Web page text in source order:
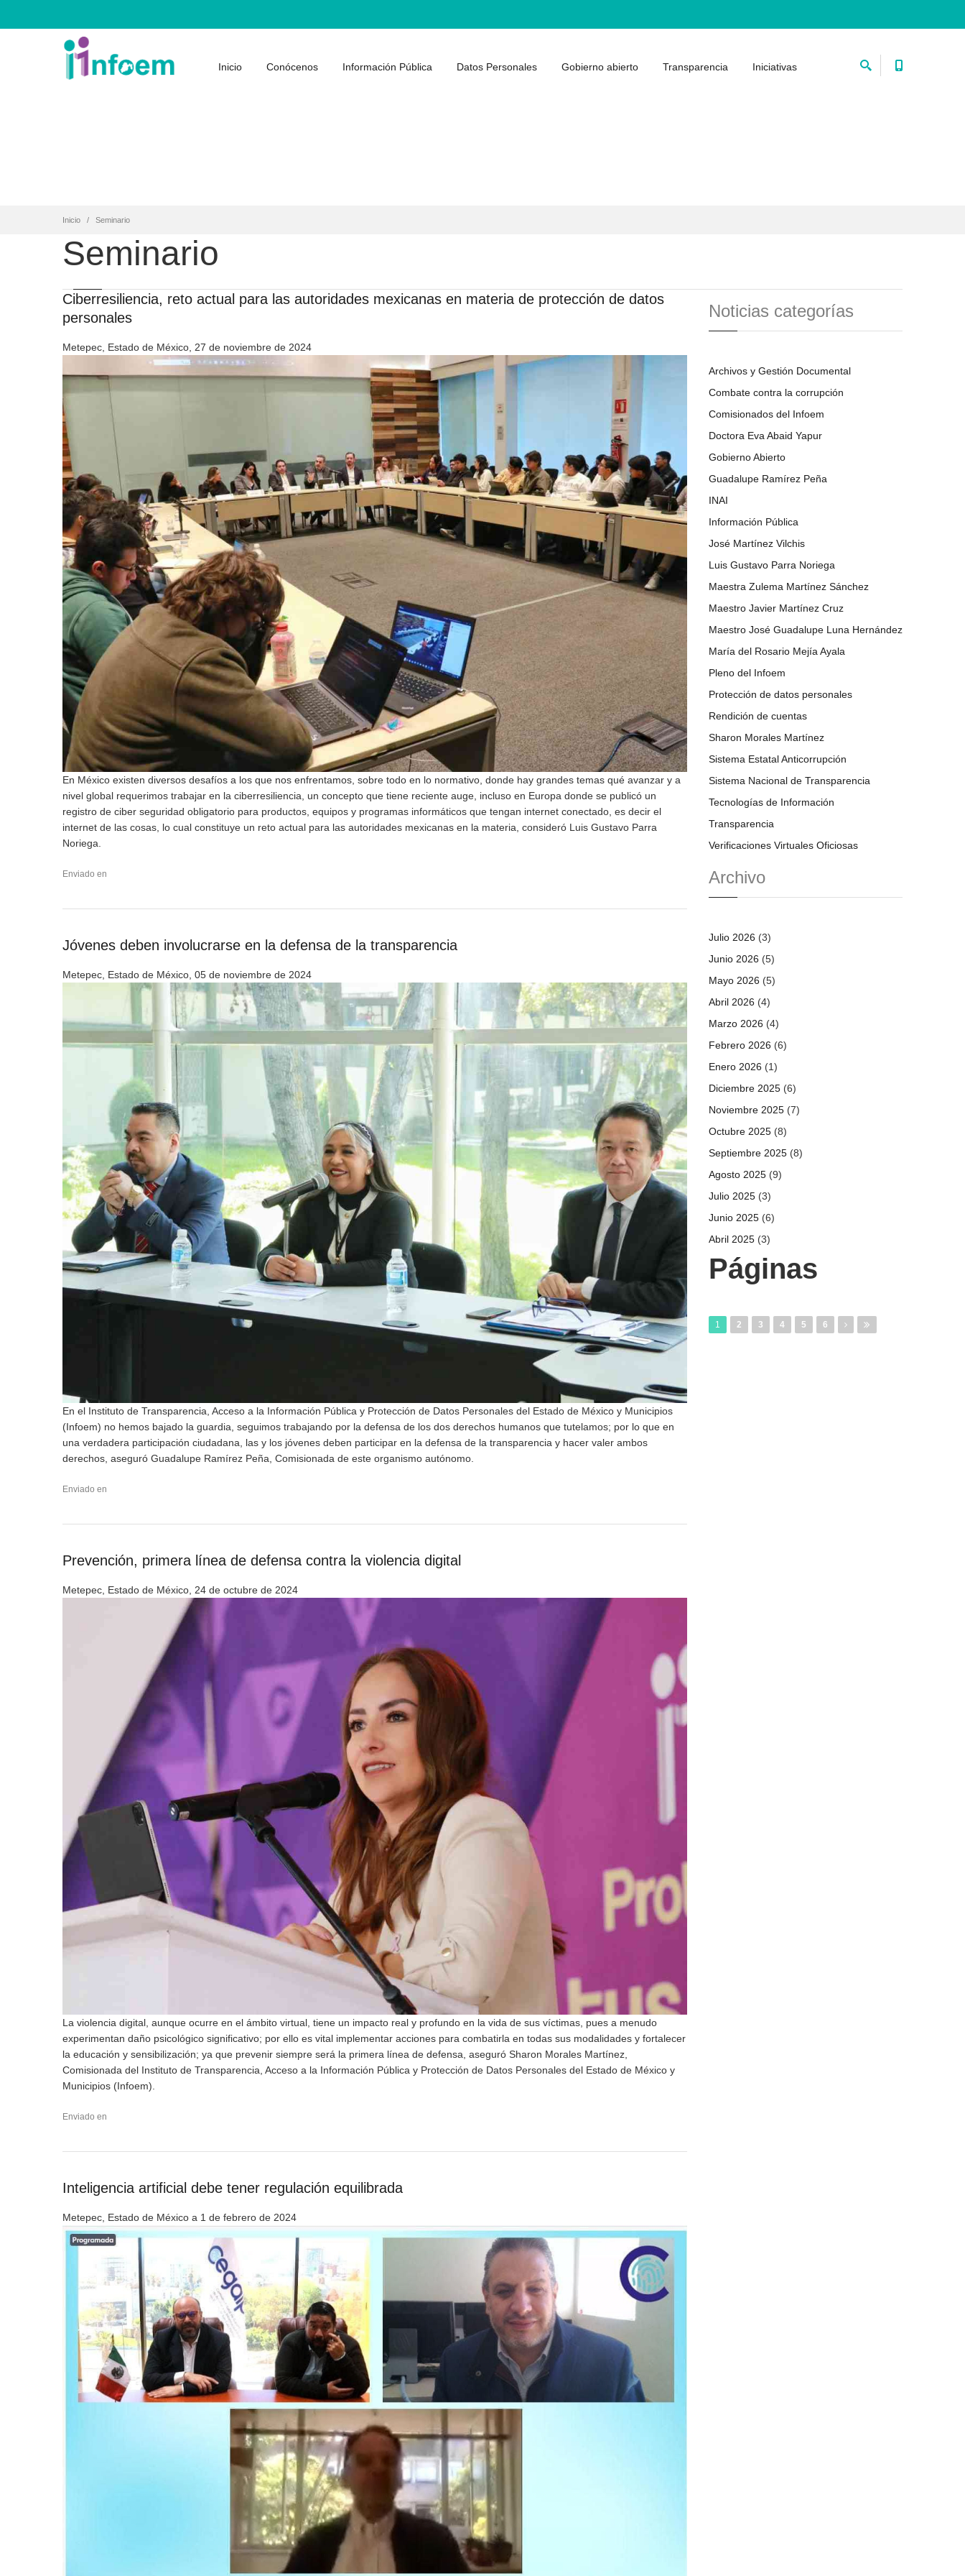
Inicio Conócenos Información Pública Datos Personales Gobierno abierto Transparencia Iniciativas
Inicio Seminario
Seminario
Ciberresiliencia, reto actual para las autoridades mexicanas en materia de protección de datos
personales
Metepec, Estado de México, 27 de noviembre de 2024
En México existen diversos desafíos a los que nos enfrentamos, sobre todo en lo normativo, donde hay grandes temas qué avanzar y a
nivel global requerimos trabajar en la ciberresiliencia, un concepto que tiene reciente auge, incluso en Europa donde se publicó un
registro de ciber seguridad obligatorio para productos, equipos y programas informáticos que tengan internet conectado, es decir el
internet de las cosas, lo cual constituye un reto actual para las autoridades mexicanas en la materia, consideró Luis Gustavo Parra
Noriega.
Enviado en
Jóvenes deben involucrarse en la defensa de la transparencia
Metepec, Estado de México, 05 de noviembre de 2024
En el Instituto de Transparencia, Acceso a la Información Pública y Protección de Datos Personales del Estado de México y Municipios
(Infoem) no hemos bajado la guardia, seguimos trabajando por la defensa de los dos derechos humanos que tutelamos; por lo que en
una verdadera participación ciudadana, las y los jóvenes deben participar en la defensa de la transparencia y hacer valer ambos
derechos, aseguró Guadalupe Ramírez Peña, Comisionada de este organismo autónomo.
Enviado en
Prevención, primera línea de defensa contra la violencia digital
Metepec, Estado de México, 24 de octubre de 2024
La violencia digital, aunque ocurre en el ámbito virtual, tiene un impacto real y profundo en la vida de sus víctimas, pues a menudo
experimentan daño psicológico significativo; por ello es vital implementar acciones para combatirla en todas sus modalidades y fortalecer
la educación y sensibilización; ya que prevenir siempre será la primera línea de defensa, aseguró Sharon Morales Martínez,
Comisionada del Instituto de Transparencia, Acceso a la Información Pública y Protección de Datos Personales del Estado de México y
Municipios (Infoem).
Enviado en
Inteligencia artificial debe tener regulación equilibrada
Metepec, Estado de México a 1 de febrero de 2024
Noticias categorías
Archivos y Gestión Documental
Combate contra la corrupción
Comisionados del Infoem
Doctora Eva Abaid Yapur
Gobierno Abierto
Guadalupe Ramírez Peña
INAI
Información Pública
José Martínez Vilchis
Luis Gustavo Parra Noriega
Maestra Zulema Martínez Sánchez
Maestro Javier Martínez Cruz
Maestro José Guadalupe Luna Hernández
María del Rosario Mejía Ayala
Pleno del Infoem
Protección de datos personales
Rendición de cuentas
Sharon Morales Martínez
Sistema Estatal Anticorrupción
Sistema Nacional de Transparencia
Tecnologías de Información
Transparencia
Verificaciones Virtuales Oficiosas
Archivo
Julio 2026 (3)
Junio 2026 (5)
Mayo 2026 (5)
Abril 2026 (4)
Marzo 2026 (4)
Febrero 2026 (6)
Enero 2026 (1)
Diciembre 2025 (6)
Noviembre 2025 (7)
Octubre 2025 (8)
Septiembre 2025 (8)
Agosto 2025 (9)
Julio 2025 (3)
Junio 2025 (6)
Abril 2025 (3)
Páginas
1 2 3 4 5 6